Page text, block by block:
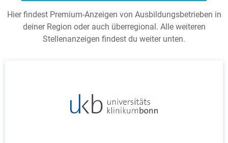
Hier findest Premium-Anzeigen von Ausbildungsbetrieben in
deiner Region oder auch überregional. Alle weiteren
Stellenanzeigen findest du weiter unten.